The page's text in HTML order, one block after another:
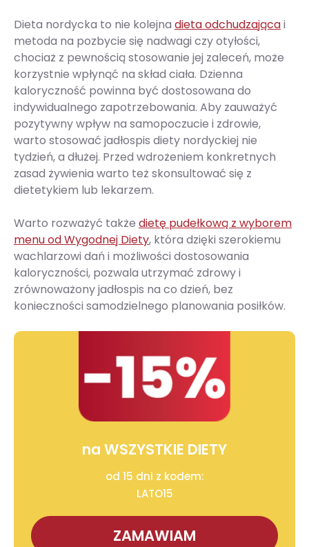
Dieta nordycka to nie kolejna dieta odchudzającai
metoda na pozbycie się nadwagi czy otyłości,
chociaż z pewnością stosowanie jej zaleceń, może
korzystnie wpłynąć na skład ciała. Dzienna
kaloryczność powinna być dostosowana do
indywidualnego zapotrzebowania. Aby zauważyć
pozytywny wpływ na samopoczucie i zdrowie,
warto stosować jadłospis diety nordyckiej nie
tydzień, a dłużej. Przed wdrożeniem konkretnych
zasad żywienia warto też skonsultować się z
dietetykiem lub lekarzem.
Warto rozważyć także dietę pudełkową z wyborem
menu od Wygodnej Diety, która dzięki szerokiemu
wachlarzowi dań i możliwości dostosowania
kaloryczności, pozwala utrzymać zdrowy i
zrównoważony jadłospis na co dzień, bez
konieczności samodzielnego planowania posiłków.
na WSZYSTKIE DIETY
od 15 dni z kodem:
LATO15
ZAMAWIAM